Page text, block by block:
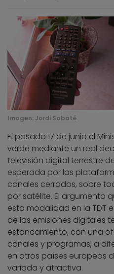
Imagen: Jordi Sabaté
El pasado 17 de junio el
verde mediante un real
televisión digital terrestre
esperada por las
canales cerrados, sobre
por satélite. El argumento
esta modalidad en la TDT
de las emisiones digitales
estancamiento, con una
canales y programas, a
en otros países europeos
variada y atractiva.